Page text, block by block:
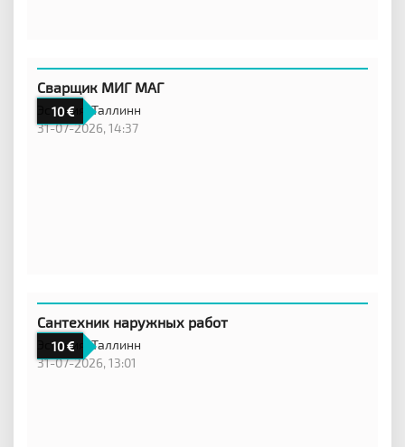
10
Сварщик МИГ МАГ
Эстония,Таллинн
31-07-2026, 14:37
10
Сантехник наружных работ
Эстония,Таллинн
31-07-2026, 13:01